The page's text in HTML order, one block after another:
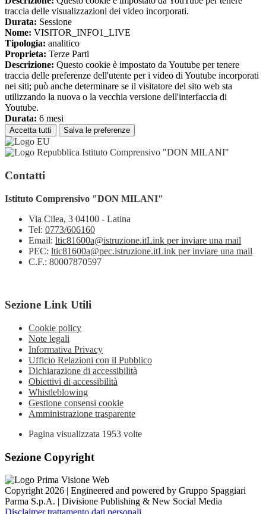
traccia delle visualizzazioni dei video incorporati.
Durata: Sessione
Nome: VISITOR_INFO1_LIVE
Tipologia: analitico
Proprieta: Terze Parti
Descrizione: Questo cookie è impostato da Youtube per tenere
traccia delle preferenze dell'utente per i video di Youtube incorporati
nei siti; può anche determinare se il visitatore del sito web sta
utilizzando la nuova o la vecchia versione dell'interfaccia di
Youtube.
Durata: 6 mesi
Accetta tutti Salva le preferenze
Istituto Comprensivo "DON MILANI"
Contatti
Istituto Comprensivo "DON MILANI"
Via Cilea, 3 04100 - Latina
Tel: 0773/606160
Email: ltic81600a@istruzione.itLink per inviare una mail
PEC: ltic81600a@pec.istruzione.itLink per inviare una mail
C.F.: 80007870597
Sezione Link Utili
Cookie policy
Note legali
Informativa Privacy
Ufficio Relazioni con il Pubblico
Dichiarazione di accessibilità
Obiettivi di accessibilità
Whistleblowing
Gestione consensi cookie
Amministrazione trasparente
Pagina visualizzata 1953 volte
Sezione Copyright
Copyright 2026 | Engineered and powered by Gruppo Spaggiari
Parma S.p.A. | Divisione Publishing & New Social Media